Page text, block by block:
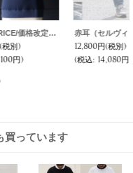
【RE PRICE/価格改定】裏毛 ガゼット サドルショルダー S/Sスウェット【MADE IN JAPAN】『日本製』/ Upscape Audience 赤耳（セルヴィッチ）ヴィンテージ加工ストレッチデニムアンクルパンツ 【送料無料】/ Audience
(税別)
14,080円)
買っています